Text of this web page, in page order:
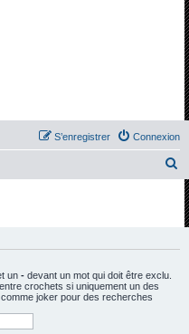
Connexion
S’enregistrer
e
un - devant un mot qui doit être exclu.
entre crochets si uniquement un des
joker pour des recherches